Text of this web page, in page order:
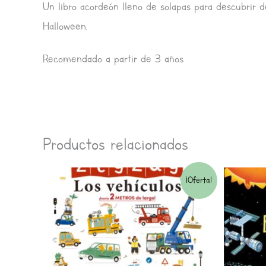
Un libro acordeón lleno de solapas para descubrir
Halloween.
Recomendado a partir de 3 años.
Productos relacionados
¡Oferta!
El
precio
original
era:
El
precio
actual
es: